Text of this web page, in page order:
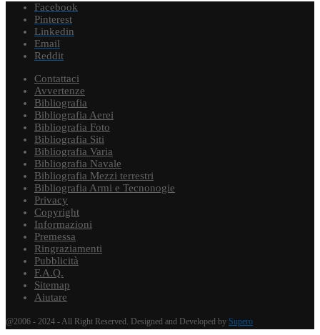
Facebook
Pinterest
Linkedin
Email
Reddit
Contattaci
Avvertenze
Bibliografia
Bibliografia Aerei
Bibliografia Foto
Bibliografia Siti
Bibliografia Varia
Bibliografia Navale
Bibliografia Mezzi terrestri
Bibliografia Armi e Tecnonogie
Privacy
Copyright
Informazioni
Premessa
Ringraziamenti
Pubblicità
F.A.Q.
Sitemap
Aiutare
@2006 - 2024 - All Right Reserved. Designed and Developed by Supero